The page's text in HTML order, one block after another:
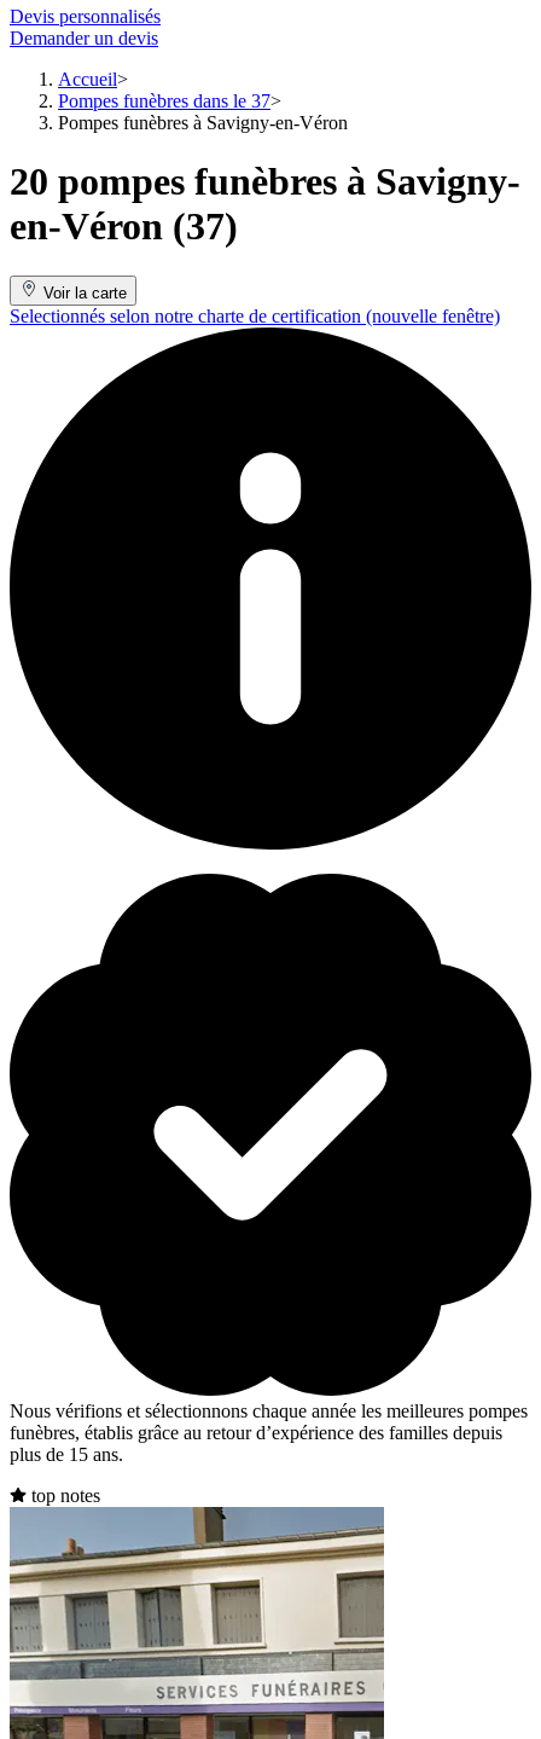
Devis personnalisés
Demander un devis
Accueil
Pompes funèbres dans le 37
Pompes funèbres à Savigny-en-Véron
20 pompes funèbres à Savigny-
en-Véron (37)
Voir la carte
Selectionnés selon notre charte de certification (nouvelle fenêtre)
Nous vérifions et sélectionnons chaque année les meilleures pompes
funèbres, établis grâce au retour d’expérience des familles depuis
plus de 15 ans.
top notes